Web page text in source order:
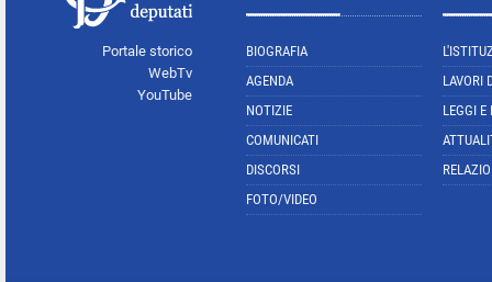
Portale storico
WebTv
YouTube
BIOGRAFIA
AGENDA
NOTIZIE
COMUNICATI
DISCORSI
FOTO/VIDEO
LAVORI
LEGGI E